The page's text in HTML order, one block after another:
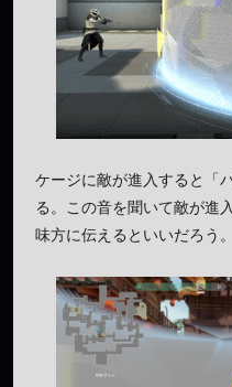
ケージに敵が進入すると「
る。この音を聞いて敵が進
味方に伝えるといいだろう。